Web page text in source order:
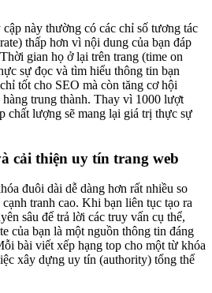
này thường có các chỉ số tương tác
thấp hơn vì nội dung của bạn đáp
gian họ ở lại trên trang (time on
sự đọc và tìm hiểu thông tin bạn
tốt cho SEO mà còn tăng cơ hội
trung thành. Thay vì 1000 lượt
chất lượng sẽ mang lại giá trị thực sự
cải thiện uy tín trang web
đuôi dài dễ dàng hơn rất nhiều so
tranh cao. Khi bạn liên tục tạo ra
sâu để trả lời các truy vấn cụ thể,
của bạn là một nguồn thông tin đáng
bài viết xếp hạng top cho một từ khóa
xây dựng uy tín (authority) tổng thể